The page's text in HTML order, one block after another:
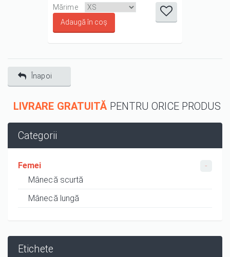
it
1/5
3/5
it
4/5
it
5/5
Mărime
Înapoi
LIVRARE GRATUITĂ PENTRU ORICE PRODUS
Categorii
Femei
Mânecă scurtă
Mânecă lungă
Etichete